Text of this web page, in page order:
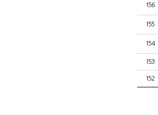
156
155
154
153
152